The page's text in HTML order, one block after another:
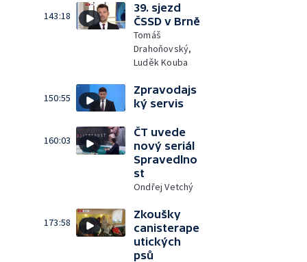
143:18
39. sjezd
ČSSD v Brně
Tomáš
Drahoňovský,
Luděk Kouba
150:55
Zpravodajs
ký servis
160:03
ČT uvede
nový seriál
Spravedlno
st
Ondřej Vetchý
173:58
Zkoušky
canisterape
utických
psů